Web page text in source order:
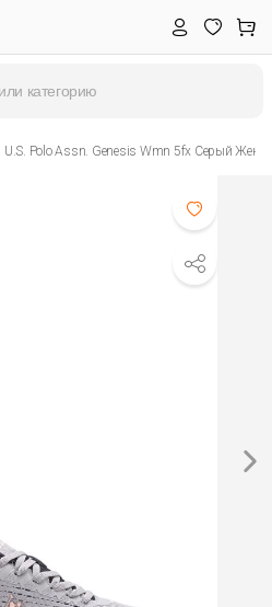
U.s. Polo Assn. Genesis Wmn 5fx Серый